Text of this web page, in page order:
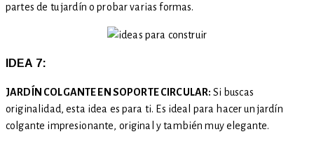
partes de tu jardín o probar varias formas.
IDEA 7:
JARDÍN COLGANTE EN SOPORTE CIRCULAR: Si buscas
originalidad, esta idea es para ti. Es ideal para hacer un jardín
colgante impresionante, original y también muy elegante.